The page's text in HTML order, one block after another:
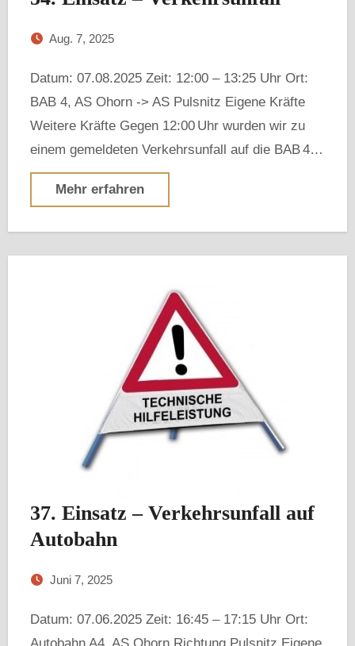
Aug. 7, 2025
Datum: 07.08.2025 Zeit: 12:00 – 13:25 Uhr Ort:
BAB 4, AS Ohorn -> AS Pulsnitz Eigene Kräfte
Weitere Kräfte Gegen 12:00 Uhr wurden wir zu
einem gemeldeten Verkehrsunfall auf die BAB 4…
Mehr erfahren
37. Einsatz – Verkehrsunfall auf
Autobahn
Juni 7, 2025
Datum: 07.06.2025 Zeit: 16:45 – 17:15 Uhr Ort: